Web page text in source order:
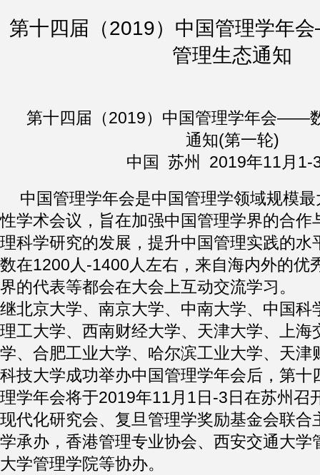
第十四届（2019）中国管理学年
管理生态通知
第十四届（2019）中国管理学年会——
通知(第一轮)
中国 苏州 2019年11月1-
中国管理学年会是中国管理学领域规模
性学术会议，旨在加强中国管理学界的合作
理科学研究的发展，提升中国管理实践的水
数在1200人-1400人左右，来自海内外的优
界的代表等都会在大会上互动交流学习。
继北京大学、南京大学、中南大学、中国科
理工大学、西南财经大学、天津大学、上海
学、合肥工业大学、哈尔滨工业大学、天津
科技大学成功举办中国管理学年会后，第十
理学年会将于2019年11月1日-3日在苏州召
现代化研究会、复旦管理学奖励基金会联合
学承办，香港管理专业协会、西安交通大学
大学管理学院等协办。